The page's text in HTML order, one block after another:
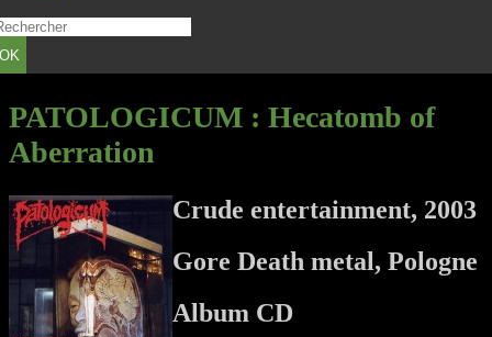
OK
PATOLOGICUM : Hecatomb of
Aberration
Crude entertainment, 2003
Gore Death metal, Pologne
Album CD